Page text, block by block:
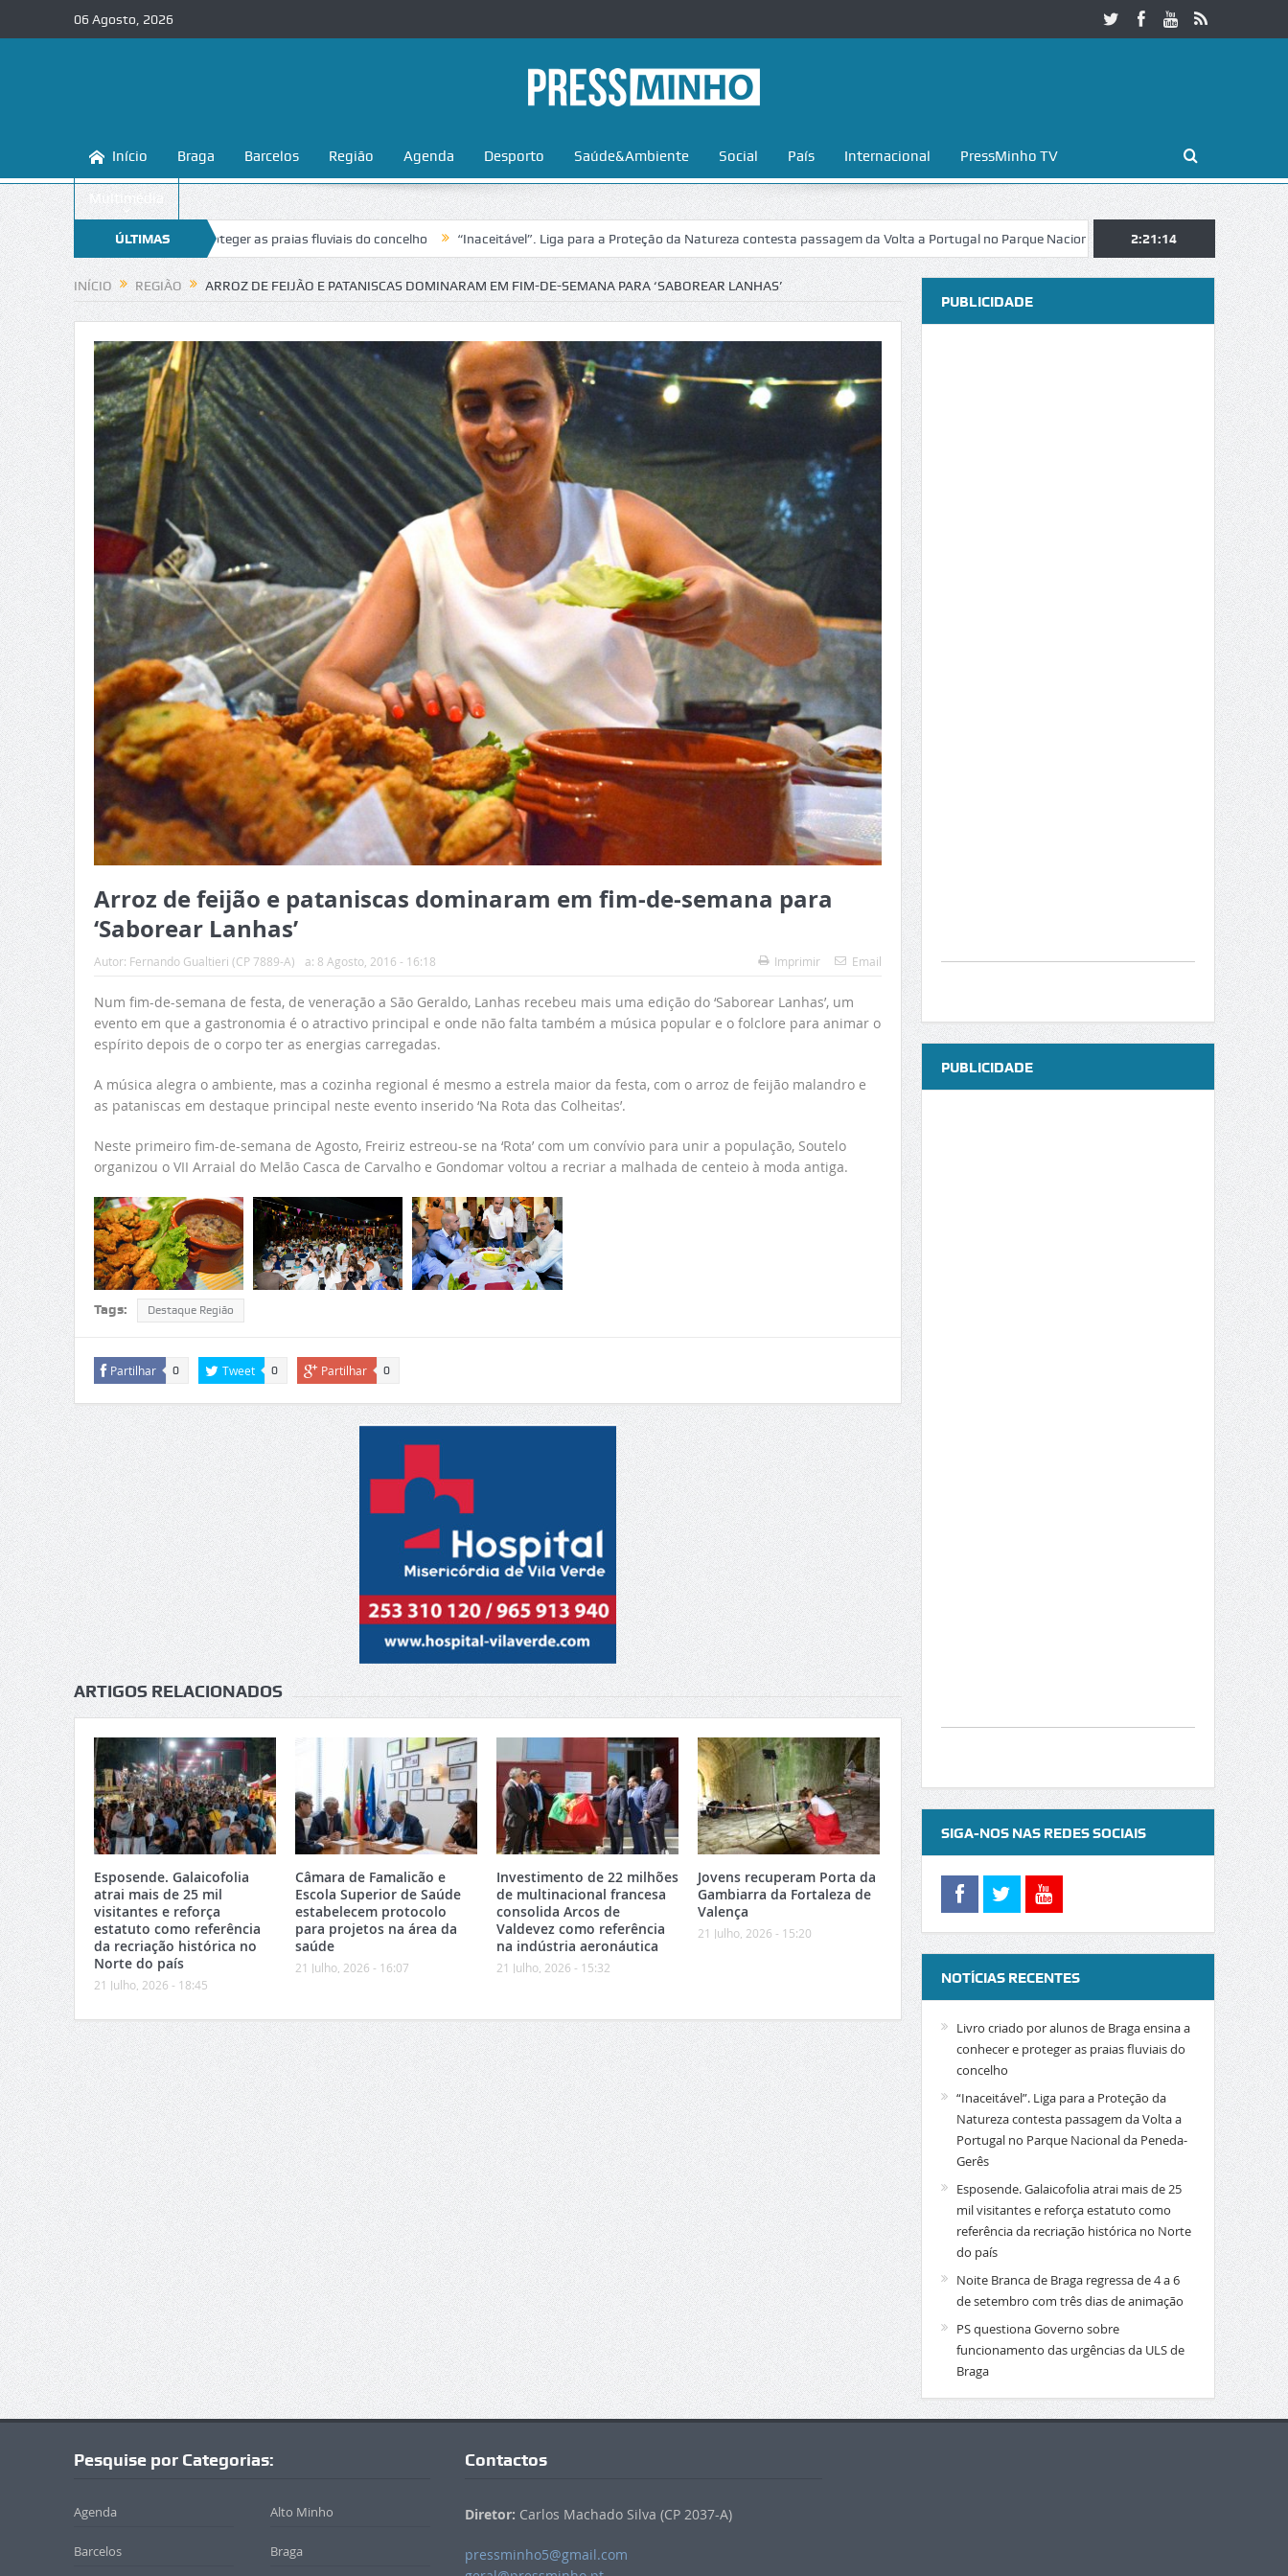
06 Agosto, 2026
Início Braga Barcelos Região Agenda Desporto Saúde&Ambiente Social País Internacional PressMinho TV
Multimédia
ÚLTIMAS
NOTÍCIAS
a conhecer e proteger as praias fluviais do concelho “Inaceitável”. Liga para a Proteção da Natureza contesta passagem da Volta a Portugal no Parque Nacional da Peneda-Gerês Esposende.
2:21:15
INÍCIO REGIÃO ARROZ DE FEIJÃO E PATANISCAS DOMINARAM EM FIM-DE-SEMANA PARA ‘SABOREAR LANHAS’
Arroz de feijão e pataniscas dominaram em fim-de-semana para
‘Saborear Lanhas’
Autor: Fernando Gualtieri (CP 7889-A) a: 8 Agosto, 2016 - 16:18 Imprimir Email
Num fim-de-semana de festa, de veneração a São Geraldo, Lanhas recebeu mais uma edição do ‘Saborear Lanhas’, um
evento em que a gastronomia é o atractivo principal e onde não falta também a música popular e o folclore para animar o
espírito depois de o corpo ter as energias carregadas.
A música alegra o ambiente, mas a cozinha regional é mesmo a estrela maior da festa, com o arroz de feijão malandro e
as pataniscas em destaque principal neste evento inserido ‘Na Rota das Colheitas’.
Neste primeiro fim-de-semana de Agosto, Freiriz estreou-se na ‘Rota’ com um convívio para unir a população, Soutelo
organizou o VII Arraial do Melão Casca de Carvalho e Gondomar voltou a recriar a malhada de centeio à moda antiga.
Tags: Destaque Região
Partilhar 0 Tweet 0 Partilhar 0
ARTIGOS RELACIONADOS
Esposende. Galaicofolia
atrai mais de 25 mil
visitantes e reforça
estatuto como referência
da recriação histórica no
Norte do país
21 Julho, 2026 - 18:45
Câmara de Famalicão e
Escola Superior de Saúde
estabelecem protocolo
para projetos na área da
saúde
21 Julho, 2026 - 16:07
Investimento de 22 milhões
de multinacional francesa
consolida Arcos de
Valdevez como referência
na indústria aeronáutica
21 Julho, 2026 - 15:32
Jovens recuperam Porta da
Gambiarra da Fortaleza de
Valença
21 Julho, 2026 - 15:20
PUBLICIDADE
PUBLICIDADE
SIGA-NOS NAS REDES SOCIAIS
NOTÍCIAS RECENTES
Livro criado por alunos de Braga ensina a
conhecer e proteger as praias fluviais do
concelho
“Inaceitável”. Liga para a Proteção da
Natureza contesta passagem da Volta a
Portugal no Parque Nacional da Peneda-
Gerês
Esposende. Galaicofolia atrai mais de 25
mil visitantes e reforça estatuto como
referência da recriação histórica no Norte
do país
Noite Branca de Braga regressa de 4 a 6
de setembro com três dias de animação
PS questiona Governo sobre
funcionamento das urgências da ULS de
Braga
Pesquise por Categorias:
Agenda Alto Minho
Barcelos Braga
Contactos
Diretor: Carlos Machado Silva (CP 2037-A)
pressminho5@gmail.com